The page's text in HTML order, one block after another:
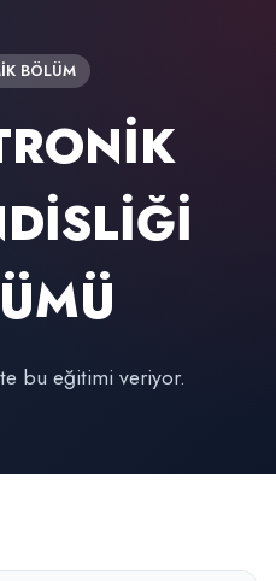
BÖLÜM
bu eğitimi veriyor.